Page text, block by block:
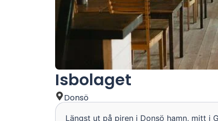
Isbolaget
Donsö
Längst ut på piren i Donsö hamn, mitt i